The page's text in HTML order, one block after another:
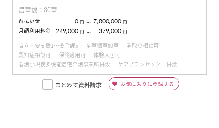
居室数：80室
前払い金 0 円 〜 7,800,000 円
月額利用料金 249,000 円 〜 379,000 円
自立・要支援1～要介護5 全室個室80室
看取り相談可
認知症相談可
保険適用可
体験入居可
看護小規模多機能居宅介護事業所併設
ケアプランセンター併設
まとめて資料請求 お気に入りに登録する